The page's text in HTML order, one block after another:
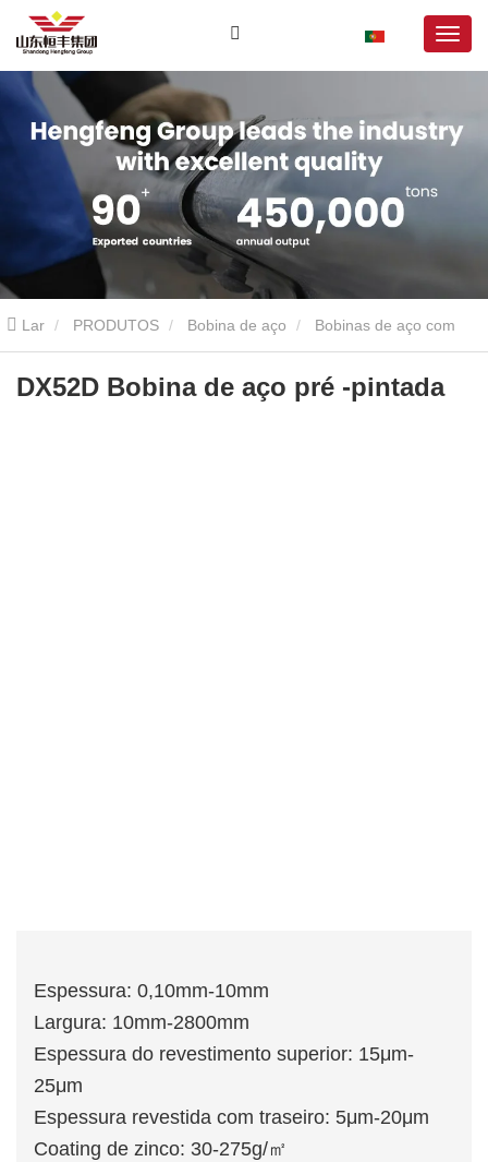
Lar PRODUTOS Bobina de aço Bobinas de aço com
revestimento colorido DX52D Bobina de aço pré -pintada
DX52D Bobina de aço pré -pintada
Espessura: 0,10mm-10mm
Largura: 10mm-2800mm
Espessura do revestimento superior: 15μm-
25μm
Espessura revestida com traseiro: 5μm-20μm
Coating de zinco: 30-275g/㎡